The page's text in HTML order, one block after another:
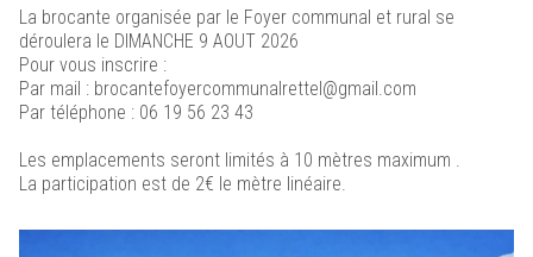
La brocante organisée par le Foyer communal et rural se
déroulera le DIMANCHE 9 AOUT 2026
Pour vous inscrire :
Par mail : brocantefoyercommunalrettel@gmail.com
Par téléphone : 06 19 56 23 43
Les emplacements seront limités à 10 mètres maximum .
La participation est de 2€ le mètre linéaire.